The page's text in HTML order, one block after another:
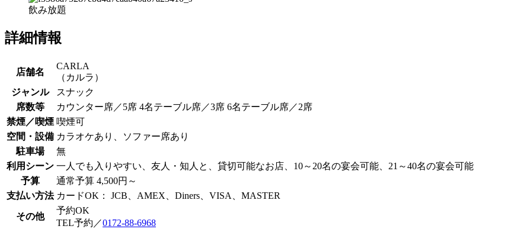
飲み放題
詳細情報
店舗名
CARLA
（カルラ）
ジャンル
スナック
席数等
カウンター席／5席 4名テーブル席／3席 6名テーブル席／2席
禁煙／喫煙 喫煙可
空間・設備 カラオケあり、ソファー席あり
駐車場
無
利用シーン 一人でも入りやすい、友人・知人と、貸切可能なお店、10～20名の宴会可能、21～40名の宴会可能
予算
通常予算 4,500円～
支払い方法 カードOK： JCB、AMEX、Diners、VISA、MASTER
その他
予約OK
TEL予約／0172-88-6968